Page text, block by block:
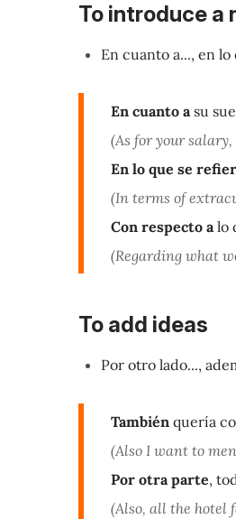
To introduce a
En cuanto a..., en
En cuanto asu
(As for your
En lo que se
(In terms of
Con respecto alo
(Regarding what
To add ideas
Por otro lado...,
También quería
(Also I want to
Por otra parte,
(Also, all the hotel